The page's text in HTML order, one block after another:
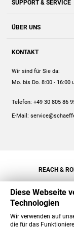
SUPPORT & SERVICE
Online-Hilfe
Anleitungen
Preise
Versand
ÜBER UNS
KONTAKT
Wir sind für Sie da:
Mo. bis Do. 8:00 - 16:00
Telefon: +49 30 805 86
E-Mail:
REACH &
Diese Webseite
Technologien
Wir verwenden auf
die für das